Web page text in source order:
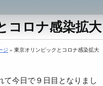
コロナ感染拡大
ジ » 東京オリンピックとコロナ感染拡大
今日で９日目となりまし